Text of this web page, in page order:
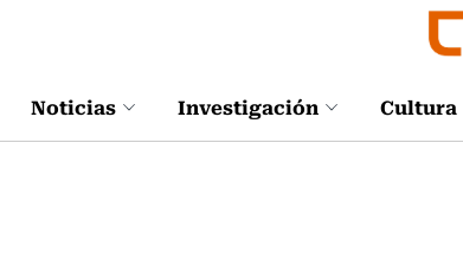
Noticias Investigación Cultura